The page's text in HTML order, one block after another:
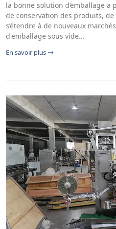
la bonne solution d’emballage
de conservation des produits,
s’étendre à de nouveaux
d'emballage sous vide…
En savoir plus